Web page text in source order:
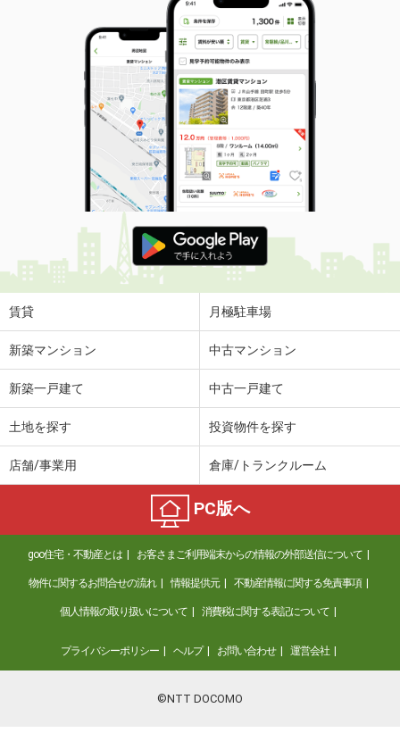
賃貸 月極駐車場
新築マンション 中古マンション
新築一戸建て 中古一戸建て
土地を探す 投資物件を探す
店舗/事業用 倉庫/トランクルーム
PC版へ
goo住宅・不動産とは お客さまご利用端末からの情報の外部送信について
物件に関するお問合せの流れ 情報提供元 不動産情報に関する免責事項
個人情報の取り扱いについて 消費税に関する表記について
プライバシーポリシー ヘルプ お問い合わせ 運営会社
©NTT DOCOMO